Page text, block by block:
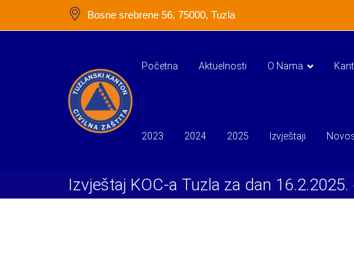
Bosne srebrene 56, 75000, Tuzla
Početna Aktuelnosti O Nama
2023 2024 2025 Izvještaji
Izvještaj KOC-a Tuzla za dan